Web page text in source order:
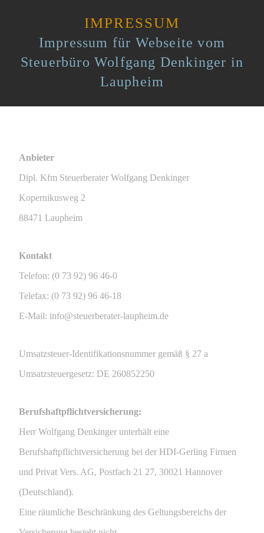
IMPRESSUM
Impressum für Webseite vom
Steuerbüro Wolfgang Denkinger in
Laupheim
Anbieter
Dipl. Kfm Steuerberater Wolfgang Denkinger
Kopernikusweg 2
88471 Laupheim
Kontakt
Telefon: (0 73 92) 96 46-0
Telefax: (0 73 92) 96 46-18
E-Mail: info@steuerberater-laupheim.de
Umsatzsteuer-Identifikationsnummer gemäß § 27 a
Umsatzsteuergesetz: DE 260852250
Berufshaftpflichtversicherung:
Herr Wolfgang Denkinger unterhält eine
Berufshaftpflichtversicherung bei der HDI-Gerling Firmen
und Privat Vers. AG, Postfach 21 27, 30021 Hannover
(Deutschland).
Eine räumliche Beschränkung des Geltungsbereichs der